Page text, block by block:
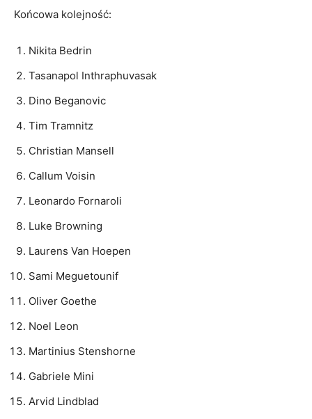
Końcowa kolejność:
Nikita Bedrin
Tasanapol Inthraphuvasak
Dino Beganovic
Tim Tramnitz
Christian Mansell
Callum Voisin
Leonardo Fornaroli
Luke Browning
Laurens Van Hoepen
Sami Meguetounif
Oliver Goethe
Noel Leon
Martinius Stenshorne
Gabriele Mini
Arvid Lindblad